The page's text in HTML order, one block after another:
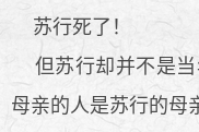
苏行死了！
但苏行却并不是当
母亲的人是苏行的母